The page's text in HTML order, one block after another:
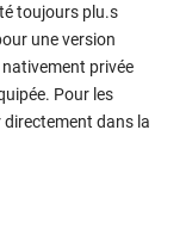
toujours plu.s
une version
nativement privée
Pour les
directement dans la